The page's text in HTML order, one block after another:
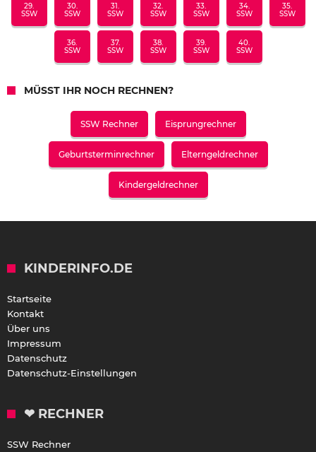
29.
SSW
30.
SSW
31.
SSW
32.
SSW
33.
SSW
34.
SSW
35.
SSW
36.
SSW
37.
SSW
38.
SSW
39.
SSW
40.
SSW
MÜSST IHR NOCH RECHNEN?
SSW Rechner Eisprungrechner
Geburtsterminrechner Elterngeldrechner
Kindergeldrechner
KINDERINFO.DE
Startseite
Kontakt
Über uns
Impressum
Datenschutz
Datenschutz-Einstellungen
❤ RECHNER
SSW Rechner